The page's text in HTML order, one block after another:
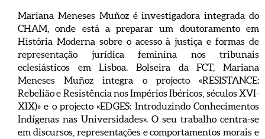
Mariana Meneses Muñoz é investigadora integrada do
CHAM, onde está a preparar um doutoramento em
História Moderna sobre o acesso à justiça e formas de
representação jurídica feminina nos tribunais
eclesiásticos em Lisboa. Bolseira da FCT, Mariana
Meneses Muñoz integra o projecto «RESISTANCE:
Rebelião e Resistência nos Impérios Ibéricos, séculos XVI-
XIX)» e o projecto «EDGES: Introduzindo Conhecimentos
Indígenas nas Universidades». O seu trabalho centra-se
em discursos, representações e comportamentos morais e